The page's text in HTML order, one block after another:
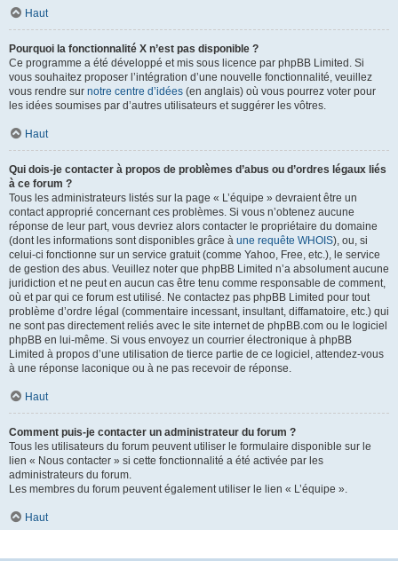
Haut
Pourquoi la fonctionnalité X n’est pas disponible ?
Ce programme a été développé et mis sous licence par phpBB Limited. Si
vous souhaitez proposer l’intégration d’une nouvelle fonctionnalité, veuillez
vous rendre sur notre centre d’idées (en anglais) où vous pourrez voter pour
les idées soumises par d’autres utilisateurs et suggérer les vôtres.
Haut
Qui dois-je contacter à propos de problèmes d’abus ou d’ordres légaux liés
à ce forum ?
Tous les administrateurs listés sur la page « L’équipe » devraient être un
contact approprié concernant ces problèmes. Si vous n’obtenez aucune
réponse de leur part, vous devriez alors contacter le propriétaire du domaine
(dont les informations sont disponibles grâce à une requête WHOIS), ou, si
celui-ci fonctionne sur un service gratuit (comme Yahoo, Free, etc.), le service
de gestion des abus. Veuillez noter que phpBB Limited n’a absolument aucune
juridiction et ne peut en aucun cas être tenu comme responsable de comment,
où et par qui ce forum est utilisé. Ne contactez pas phpBB Limited pour tout
problème d’ordre légal (commentaire incessant, insultant, diffamatoire, etc.) qui
ne sont pas directement reliés avec le site internet de phpBB.com ou le logiciel
phpBB en lui-même. Si vous envoyez un courrier électronique à phpBB
Limited à propos d’une utilisation de tierce partie de ce logiciel, attendez-vous
à une réponse laconique ou à ne pas recevoir de réponse.
Haut
Comment puis-je contacter un administrateur du forum ?
Tous les utilisateurs du forum peuvent utiliser le formulaire disponible sur le
lien « Nous contacter » si cette fonctionnalité a été activée par les
administrateurs du forum.
Les membres du forum peuvent également utiliser le lien « L’équipe ».
Haut